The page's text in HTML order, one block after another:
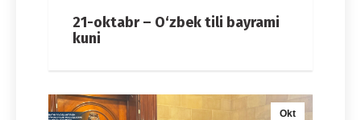
21-oktabr – O‘zbek tili bayrami
kuni
Okt